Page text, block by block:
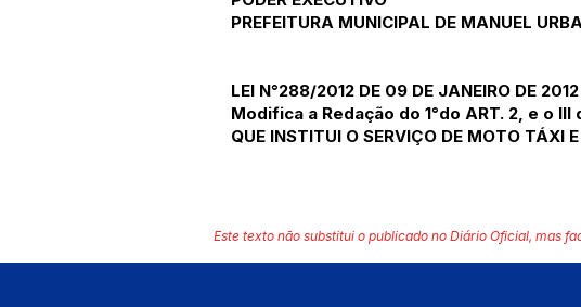
PREFEITURA MUNICIPAL DE MANUEL
LEI N°288/2012 DE 09 DE JANEIRO DE 2012
Modifica a Redação do 1°do ART. 2, e o lll
QUE INSTITUI O SERVIÇO DE MOTO TÁXI
Este texto não substitui o publicado no Diário Oficial, mas